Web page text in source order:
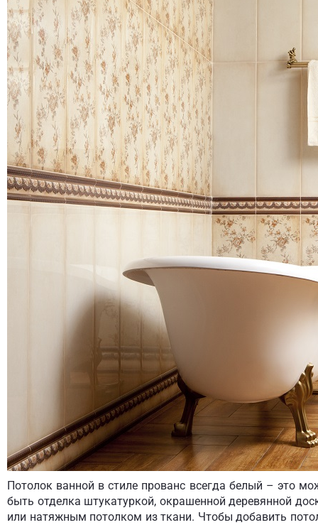
Потолок ванной в стиле прованс всегда белый – это
быть отделка штукатуркой, окрашенной деревянной
или натяжным потолком из ткани. Чтобы добавить